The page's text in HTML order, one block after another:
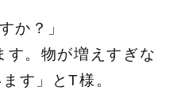
か？」
。物が増えすぎな
す」とT様。